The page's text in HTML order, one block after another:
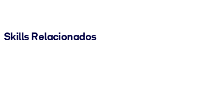
Skills Relacionados